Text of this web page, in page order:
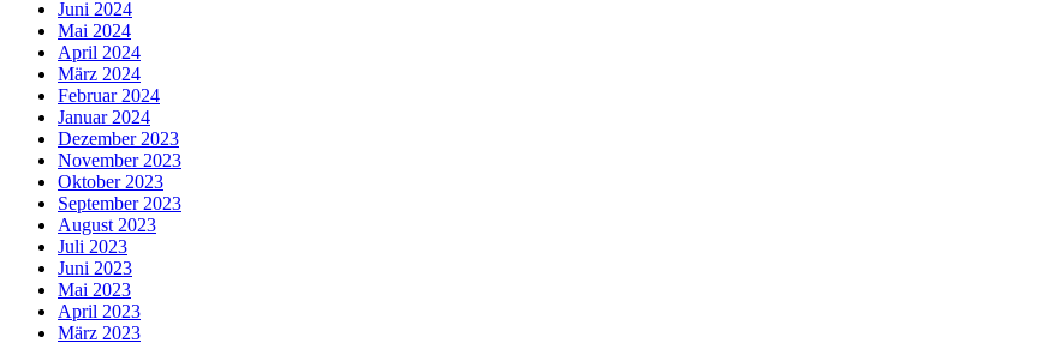
Juni 2024
Mai 2024
April 2024
März 2024
Februar 2024
Januar 2024
Dezember 2023
November 2023
Oktober 2023
September 2023
August 2023
Juli 2023
Juni 2023
Mai 2023
April 2023
März 2023